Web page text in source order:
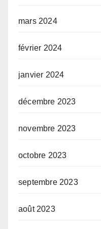
mars 2024
février 2024
janvier 2024
décembre 2023
novembre 2023
octobre 2023
septembre 2023
août 2023